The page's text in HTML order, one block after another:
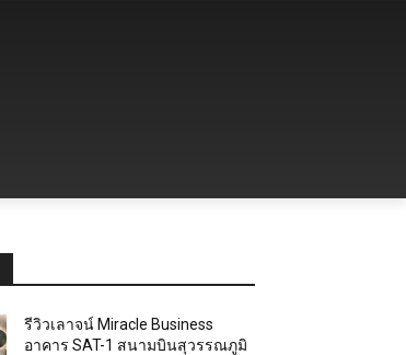
รีวิวเลาจน์ Miracle Business
อาคาร SAT-1 สนามบินสุวรรณภูมิ